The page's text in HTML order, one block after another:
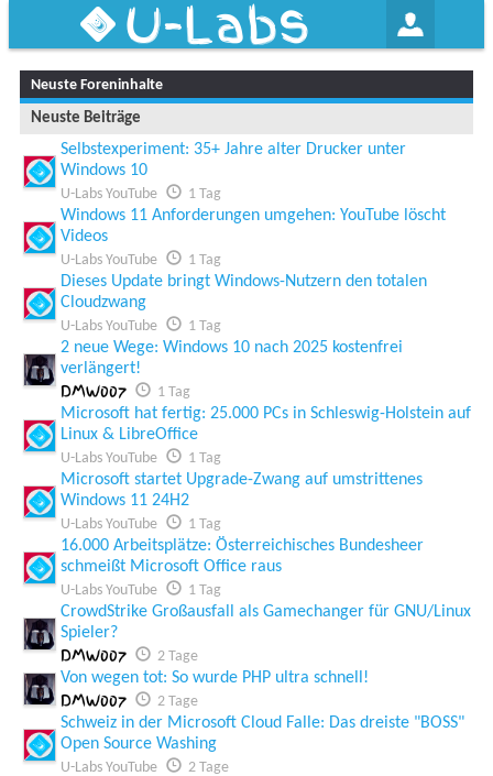
U-Labs
Neuste Foreninhalte
Neuste Beiträge
Selbstexperiment: 35+ Jahre alter Drucker unter
Windows 10
U-Labs YouTube 1 Tag
Windows 11 Anforderungen umgehen: YouTube löscht
Videos
U-Labs YouTube 1 Tag
Dieses Update bringt Windows-Nutzern den totalen
Cloudzwang
U-Labs YouTube 1 Tag
2 neue Wege: Windows 10 nach 2025 kostenfrei
verlängert!
DMW007 1 Tag
Microsoft hat fertig: 25.000 PCs in Schleswig-Holstein auf
Linux & LibreOffice
U-Labs YouTube 1 Tag
Microsoft startet Upgrade-Zwang auf umstrittenes
Windows 11 24H2
U-Labs YouTube 1 Tag
16.000 Arbeitsplätze: Österreichisches Bundesheer
schmeißt Microsoft Office raus
U-Labs YouTube 1 Tag
CrowdStrike Großausfall als Gamechanger für GNU/Linux
Spieler?
DMW007 2 Tage
Von wegen tot: So wurde PHP ultra schnell!
DMW007 2 Tage
Schweiz in der Microsoft Cloud Falle: Das dreiste "BOSS"
Open Source Washing
U-Labs YouTube 2 Tage